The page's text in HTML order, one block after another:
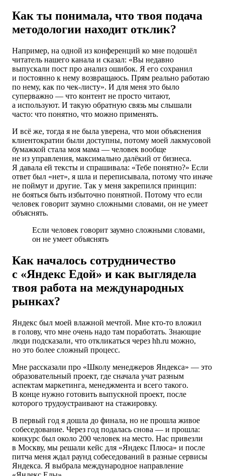
Как ты понимала, что твоя подача
методологии находит отклик?
Например, на одной из конференций ко мне подошёл
читатель нашего канала и сказал: «Вы недавно
выпускали пост про анализ ошибок. Я его сохранил
и постоянно к нему возвращаюсь. Прям реально работаю
по нему, как по чек-листу». И для меня это было
суперважно — что контент не просто читают,
а используют. И такую обратную связь мы слышали
часто: что понятно, что можно применять.
И всё же, тогда я не была уверена, что мои объяснения
клиентократии были доступны, потому моей лакмусовой
бумажкой стала моя мама — человек вообще
не из управления, максимально далёкий от бизнеса.
Я давала ей тексты и спрашивала: «Тебе понятно?» Если
ответ был «нет», я шла и переписывала, потому что иначе
не поймут и другие. Так у меня закрепился принцип:
не бояться быть избыточно понятной. Потому что если
человек говорит заумно сложными словами, он не умеет
объяснять.
Если человек говорит заумно сложными словами,
он не умеет объяснять
Как началось сотрудничество
с «Яндекс Едой» и как выглядела
твоя работа на международных
рынках?
Яндекс был моей влажной мечтой. Мне кто-то вложил
в голову, что мне очень надо там поработать. Знающие
люди подсказали, что откликаться через hh.ru можно,
но это более сложный процесс.
Мне рассказали про «Школу менеджеров Яндекса» — это
образовательный проект, где сначала учат разным
аспектам маркетинга, менеджмента и всего такого.
В конце нужно готовить выпускной проект, после
которого трудоустраивают на стажировку.
В первый год я дошла до финала, но не прошла живое
собеседование. Через год подалась снова — и прошла:
конкурс был около 200 человек на место. Нас привезли
в Москву, мы решали кейс для «Яндекс Плюса» и после
питча меня ждал раунд собеседований в разные сервисы
Яндекса. Я выбрала международное направление